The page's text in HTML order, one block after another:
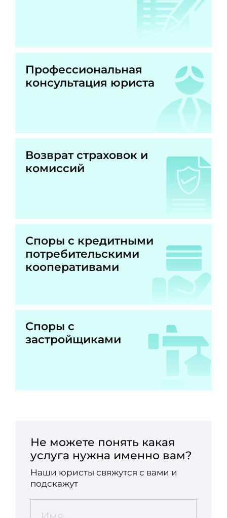
Профессиональная
консультация юриста
Возврат страховок и
комиссий
Споры с кредитными
потребительскими
кооперативами
Споры с
застройщиками
Не можете понять какая
услуга нужна именно вам?
Наши юристы свяжутся с вами и
подскажут